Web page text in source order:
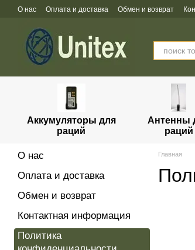
Перейти к основному контенту
О нас Оплата и доставка Обмен и возврат
Аккумуляторы для
раций
Антенны
раций
Главная
О нас
Оплата и доставка
Обмен и возврат
Контактная информация
Политика